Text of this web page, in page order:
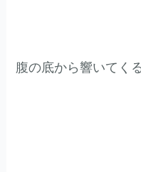
腹の底から響いてく